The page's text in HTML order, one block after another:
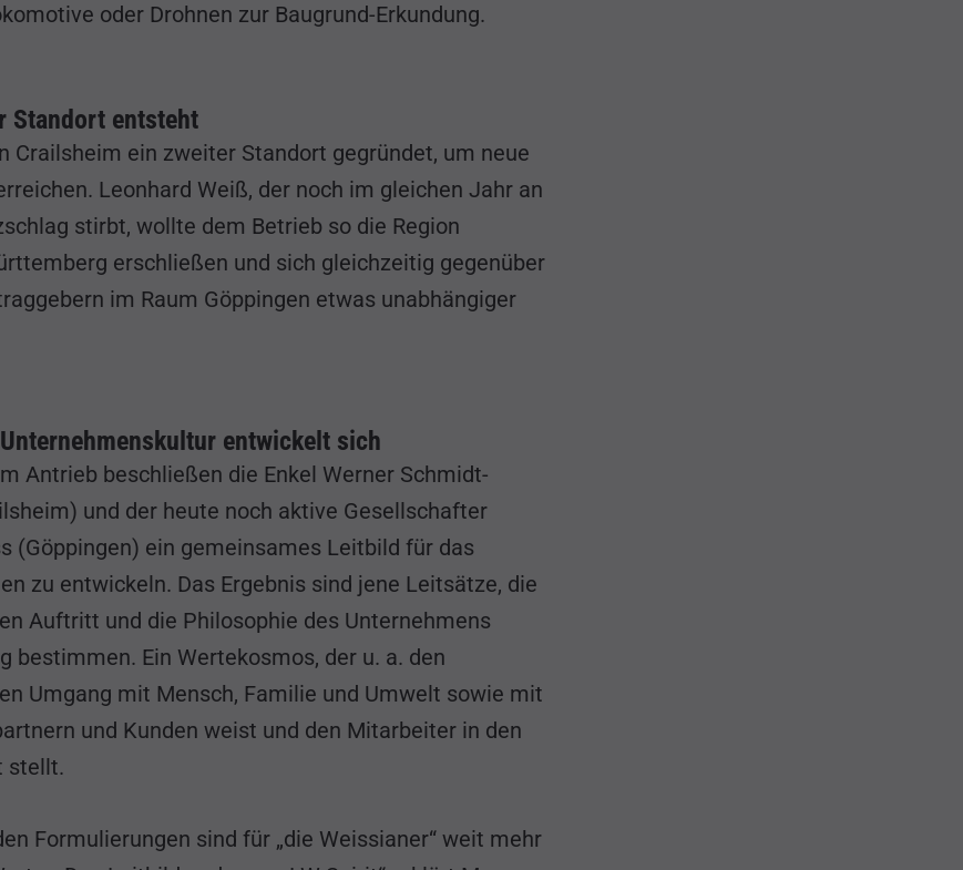
oder Drohnen zur Baugrund-Erkundung.
Standort entsteht
Crailsheim ein zweiter Standort gegründet, um neue
Leonhard Weiß, der noch im gleichen Jahr an
stirbt, wollte dem Betrieb so die Region
erschließen und sich gleichzeitig gegenüber
im Raum Göppingen etwas unabhängiger
entwickelt sich
Antrieb beschließen die Enkel Werner Schmidt-
und der heute noch aktive Gesellschafter
(Göppingen) ein gemeinsames Leitbild für das
zu entwickeln. Das Ergebnis sind jene Leitsätze, die
Auftritt und die Philosophie des Unternehmens
bestimmen. Ein Wertekosmos, der u. a. den
Umgang mit Mensch, Familie und Umwelt sowie mit
und Kunden weist und den Mitarbeiter in den
stellt.
Formulierungen sind für „die Weissianer“ weit mehr